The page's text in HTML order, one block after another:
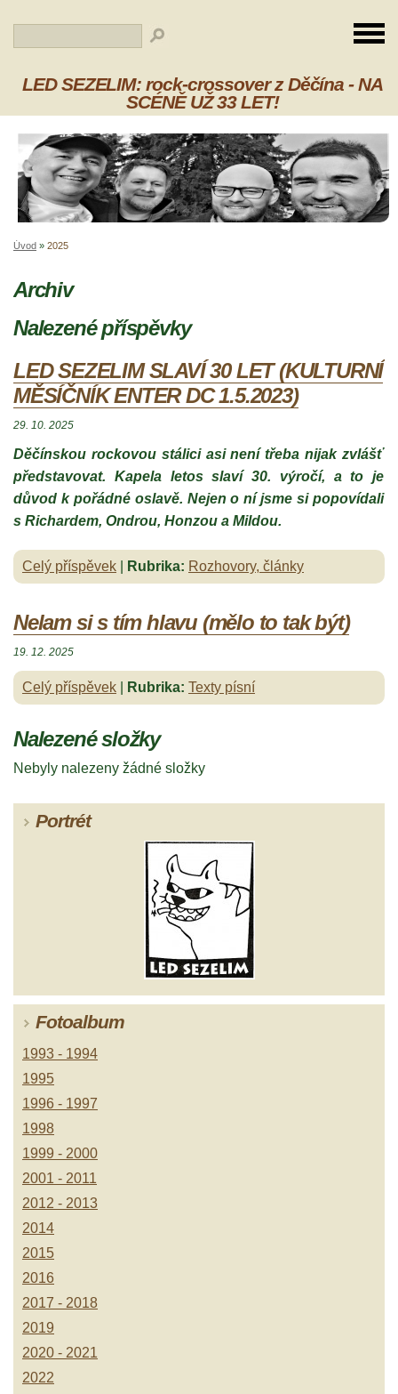
LED SEZELIM: rock-crossover z Děčína - NA
SCÉNĚ UŽ 33 LET!
Úvod » 2025
Archiv
Nalezené příspěvky
LED SEZELIM SLAVÍ 30 LET (KULTURNÍ
MĚSÍČNÍK ENTER DC 1.5.2023)
29. 10. 2025
Děčínskou rockovou stálici asi není třeba nijak zvlášť
představovat. Kapela letos slaví 30. výročí, a to je
důvod k pořádné oslavě. Nejen o ní jsme si popovídali
s Richardem, Ondrou, Honzou a Mildou.
Celý příspěvek Rubrika: Rozhovory, články
Nelam si s tím hlavu (mělo to tak být)
19. 12. 2025
Celý příspěvek Rubrika: Texty písní
Nalezené složky
Nebyly nalezeny žádné složky
Portrét
Fotoalbum
1993 - 1994
1995
1996 - 1997
1998
1999 - 2000
2001 - 2011
2012 - 2013
2014
2015
2016
2017 - 2018
2019
2020 - 2021
2022